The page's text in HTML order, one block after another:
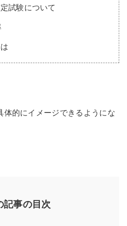
試験について
体的にイメージできるようにな
記事の目次